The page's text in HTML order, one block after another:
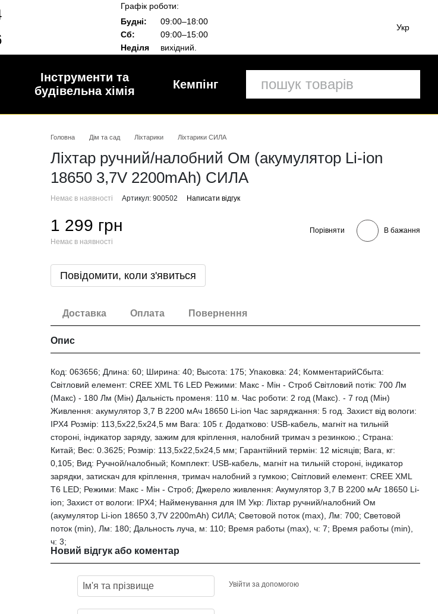
Графік роботи:
Будні:
09:00–18:00
Сб:
09:00–15:00
Неділя
вихідний.
Укр
Інструменти та
будівельна хімія
Кемпінг
Головна Дім та сад Ліхтарики Ліхтарики СИЛА
Ліхтар ручний/налобний Ом (акумулятор Li-ion
18650 3,7V 2200mAh) СИЛА
Немає в наявності Артикул: 900502 Написати відгук
1 299 грн
Немає в наявності
Порівняти В бажання
Повідомити, коли з'явиться
Доставка Оплата Повернення
Опис
Код: 063656; Длина: 60; Ширина: 40; Высота: 175; Упаковка: 24; КомментарийСбыта:
Світловий елемент: CREE XML Т6 LED Режими: Макс - Мін - Строб Світловий потік: 700 Лм
(Макс) - 180 Лм (Мін) Дальність променя: 110 м. Час роботи: 2 год (Макс). - 7 год (Мін)
Живлення: акумулятор 3,7 В 2200 мАч 18650 Li-ion Час заряджання: 5 год. Захист від вологи:
IPX4 Розмір: 113,5х22,5х24,5 мм Вага: 105 г. Додатково: USB-кабель, магніт на тильній
стороні, індикатор заряду, зажим для кріплення, налобний тримач з резинкою.; Страна:
Китай; Вес: 0.3625; Розмір: 113,5х22,5х24,5 мм; Гарантійний термін: 12 місяців; Вага, кг:
0,105; Вид: Ручной/налобный; Комплект: USB-кабель, магніт на тильній стороні, індикатор
зарядки, затискач для кріплення, тримач налобний з гумкою; Світловий елемент: CREE XML
Т6 LED; Режими: Макс - Мін - Строб; Джерело живлення: Акумулятор 3,7 В 2200 мАг 18650 Li-
ion; Захист от вологи: IPX4; Найменування для ІМ Укр: Ліхтар ручний/налобний Ом
(акумулятор Li-ion 18650 3,7V 2200mAh) СИЛА; Световой поток (max), Лм: 700; Световой
поток (min), Лм: 180; Дальность луча, м: 110; Время работы (max), ч: 7; Время работы (min),
ч: 3;
Новий відгук або коментар
Увійти за допомогою